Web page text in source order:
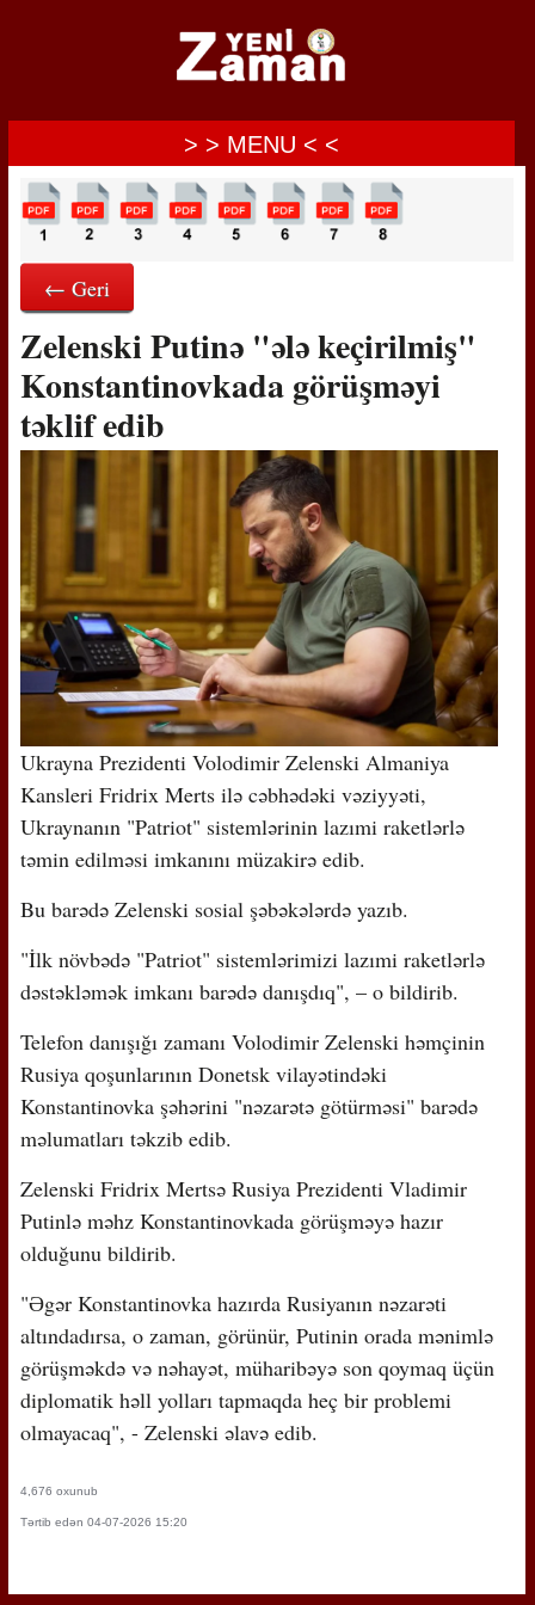
> > MENU < <
← Geri
Zelenski Putinə "ələ keçirilmiş"
Konstantinovkada görüşməyi
təklif edib
Ukrayna Prezidenti Volodimir Zelenski Almaniya
Kansleri Fridrix Merts ilə cəbhədəki vəziyyəti,
Ukraynanın "Patriot" sistemlərinin lazımi raketlərlə
təmin edilməsi imkanını müzakirə edib.
Bu barədə Zelenski sosial şəbəkələrdə yazıb.
"İlk növbədə "Patriot" sistemlərimizi lazımi raketlərlə
dəstəkləmək imkanı barədə danışdıq", – o bildirib.
Telefon danışığı zamanı Volodimir Zelenski həmçinin
Rusiya qoşunlarının Donetsk vilayətindəki
Konstantinovka şəhərini "nəzarətə götürməsi" barədə
məlumatları təkzib edib.
Zelenski Fridrix Mertsə Rusiya Prezidenti Vladimir
Putinlə məhz Konstantinovkada görüşməyə hazır
olduğunu bildirib.
"Əgər Konstantinovka hazırda Rusiyanın nəzarəti
altındadırsa, o zaman, görünür, Putinin orada mənimlə
görüşməkdə və nəhayət, müharibəyə son qoymaq üçün
diplomatik həll yolları tapmaqda heç bir problemi
olmayacaq", - Zelenski əlavə edib.
4,676 oxunub
Tərtib edən 04-07-2026 15:20